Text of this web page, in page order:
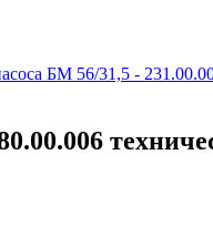
БМ 56/31,5 -